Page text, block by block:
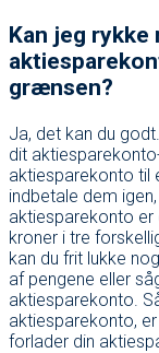
Kan jeg
aktiespa
grænsen?
Ja, det kan du
dit
aktiesparekonto til
indbetale dem
aktiesparekonto er
kroner i tre
kan du frit lukke
af pengene eller
aktiesparekonto.
aktiesparekonto,
forlader din